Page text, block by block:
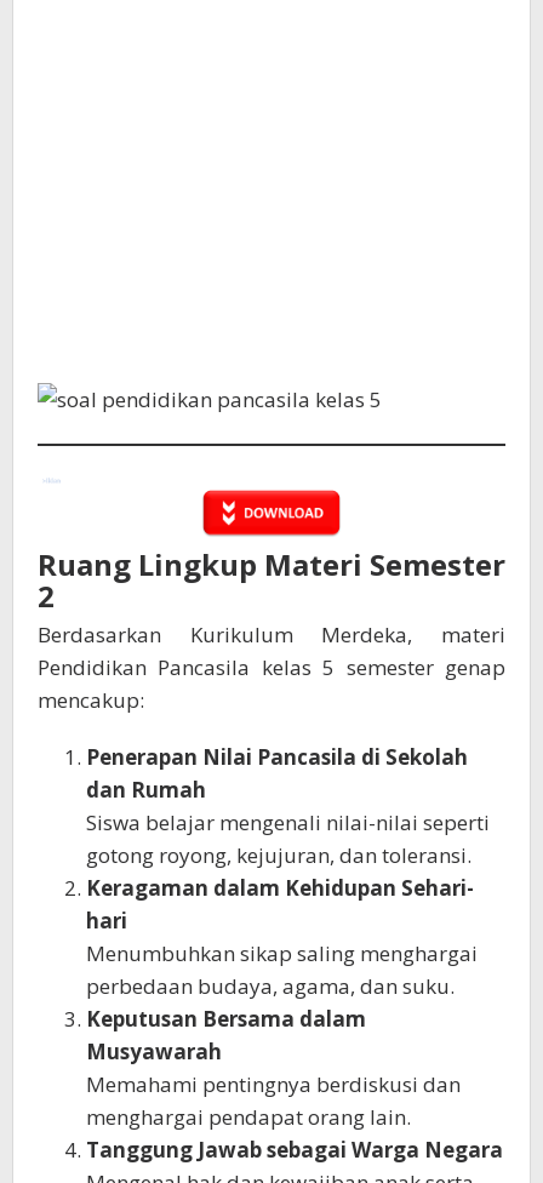
Ruang Lingkup Materi Semester
2
Berdasarkan Kurikulum Merdeka, materi
Pendidikan Pancasila kelas 5 semester genap
mencakup:
Penerapan Nilai Pancasila di Sekolah
dan Rumah
Siswa belajar mengenali nilai-nilai seperti
gotong royong, kejujuran, dan toleransi.
Keragaman dalam Kehidupan Sehari-
hari
Menumbuhkan sikap saling menghargai
perbedaan budaya, agama, dan suku.
Keputusan Bersama dalam
Musyawarah
Memahami pentingnya berdiskusi dan
menghargai pendapat orang lain.
Tanggung Jawab sebagai Warga Negara